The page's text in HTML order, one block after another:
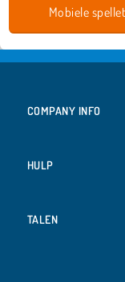
Mobiele
COMPANY INFO
HULP
TALEN